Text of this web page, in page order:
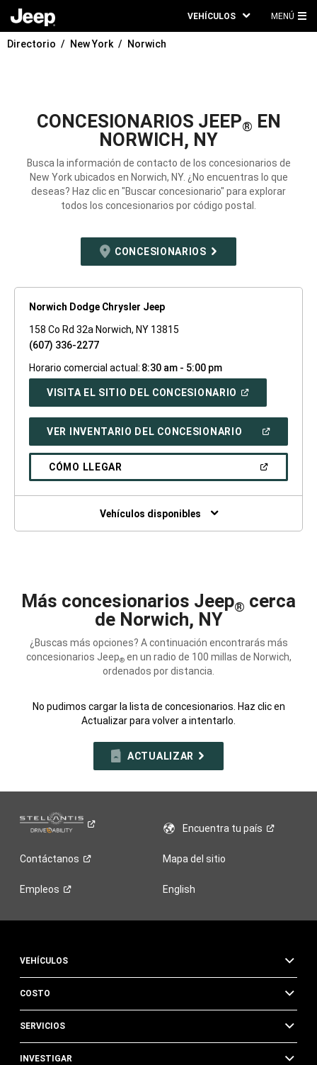
VEHÍCULOS MENÚ
Directorio New York Norwich
CONCESIONARIOS JEEP® EN
NORWICH, NY
Busca la información de contacto de los concesionarios de
New York ubicados en Norwich, NY. ¿No encuentras lo que
deseas? Haz clic en "Buscar concesionario" para explorar
todos los concesionarios por código postal.
CONCESIONARIOS
Norwich Dodge Chrysler Jeep
158 Co Rd 32a Norwich, NY 13815
(607) 336-2277
Horario comercial actual: 8:30 am - 5:00 pm
VISITA EL SITIO DEL CONCESIONARIO (ABRIR
NUEVA)
VER INVENTARIO DEL CONCESIONARIO (ABRIR
UNA
VENTANA
NUEVA)
CÓMO LLEGAR
VENTANA
Vehículos disponibles
Más concesionarios Jeep® cerca
de Norwich, NY
¿Buscas más opciones? A continuación encontrarás más
concesionarios Jeep®en un radio de 100 millas de Norwich,
ordenados por distancia.
No pudimos cargar la lista de concesionarios. Haz clic en
Actualizar para volver a intentarlo.
ACTUALIZAR
Encuentra tupaís
Contáctanos Mapa del sitio
Empleos English
VEHÍCULOS
COSTO
SERVICIOS
INVESTIGAR